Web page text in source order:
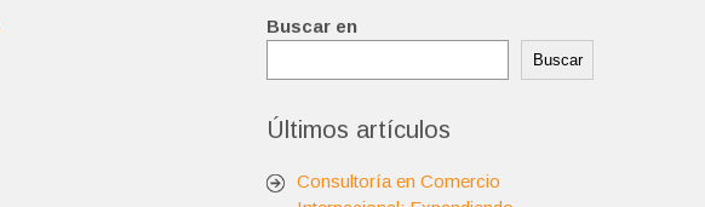
Buscar en
Buscar
Últimos artículos
Consultoría en Comercio